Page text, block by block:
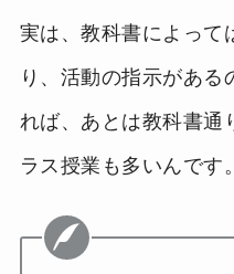
実は、教科書によって
り、活動の指示があ
れば、あとは教科書通
ラス授業も多いんです。